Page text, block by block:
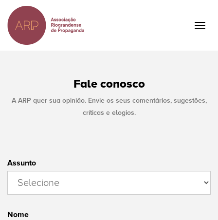
para
o
conteúdo
principal
Fale conosco
A ARP quer sua opinião. Envie os seus comentários, sugestões,
críticas e elogios.
Assunto
Nome